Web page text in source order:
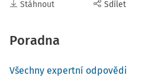
Stáhnout Sdílet
Poradna
Všechny expertní odpovědi